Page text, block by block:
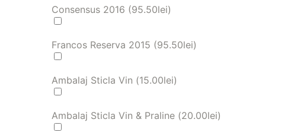
Consensus 2016 (95.50lei)
Francos Reserva 2015 (95.50lei)
Ambalaj Sticla Vin (15.00lei)
Ambalaj Sticla Vin & Praline (20.00lei)